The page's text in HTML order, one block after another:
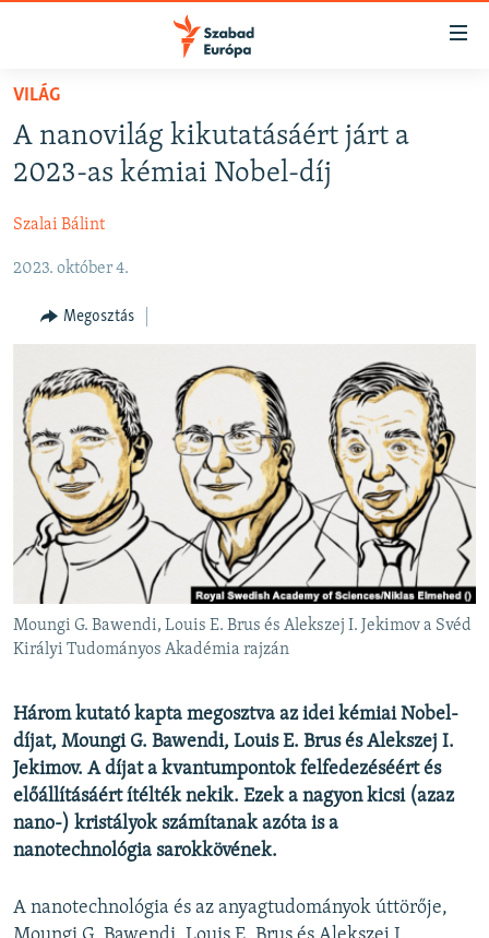
Akadálymentes
Ugrás
fő
oldalra
Ugrás
NAPIRENDEN
VIDEÓK
ELEMZŐ
NER15
TÁRSADALOM
DEMOKRÁCIA
A PÉNZ NYOMÁBAN
EURÓPAI UNIÓ
VILÁG
KLÍMAVÁLTOZÁS
A MÚLT TANULSÁGAI
Valamennyi RFE/RL weboldal
VILÁG
A nanovilág kikutatásáért járt a
2023-as kémiai Nobel-díj
Szalai Bálint
2023. október 4.
Megosztás
Moungi G. Bawendi, Louis E. Brus és Alekszej I. Jekimov a Svéd
Királyi Tudományos Akadémia rajzán
Három kutató kapta megosztva az idei kémiai Nobel-
díjat, Moungi G. Bawendi, Louis E. Brus és Alekszej I.
Jekimov. A díjat a kvantumpontok felfedezéséért és
előállításáért ítélték nekik. Ezek a nagyon kicsi (azaz
nano-) kristályok számítanak azóta is a
nanotechnológia sarokkövének.
A nanotechnológia és az anyagtudományok úttörője,